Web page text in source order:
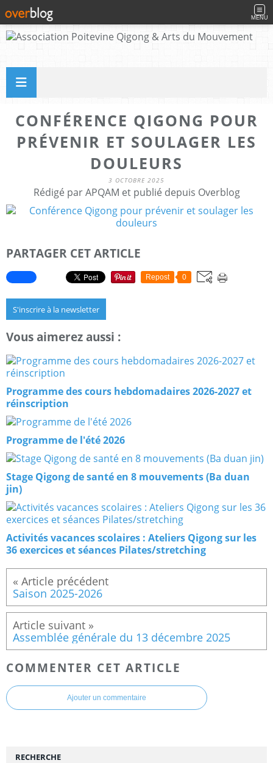
MENU
CONFÉRENCE QIGONG POUR
PRÉVENIR ET SOULAGER LES
DOULEURS
3 OCTOBRE 2025
Rédigé par APQAM et publié depuis Overblog
PARTAGER CET ARTICLE
Repost 0
S'inscrire à la newsletter
Vous aimerez aussi :
Programme des cours hebdomadaires 2026-2027 et
réinscription
Programme de l'été 2026
Stage Qigong de santé en 8 mouvements (Ba duan
jin)
Activités vacances scolaires : Ateliers Qigong sur les
36 exercices et séances Pilates/stretching
Saison 2025-2026
Assemblée générale du 13 décembre 2025
COMMENTER CET ARTICLE
Ajouter un commentaire
RECHERCHE